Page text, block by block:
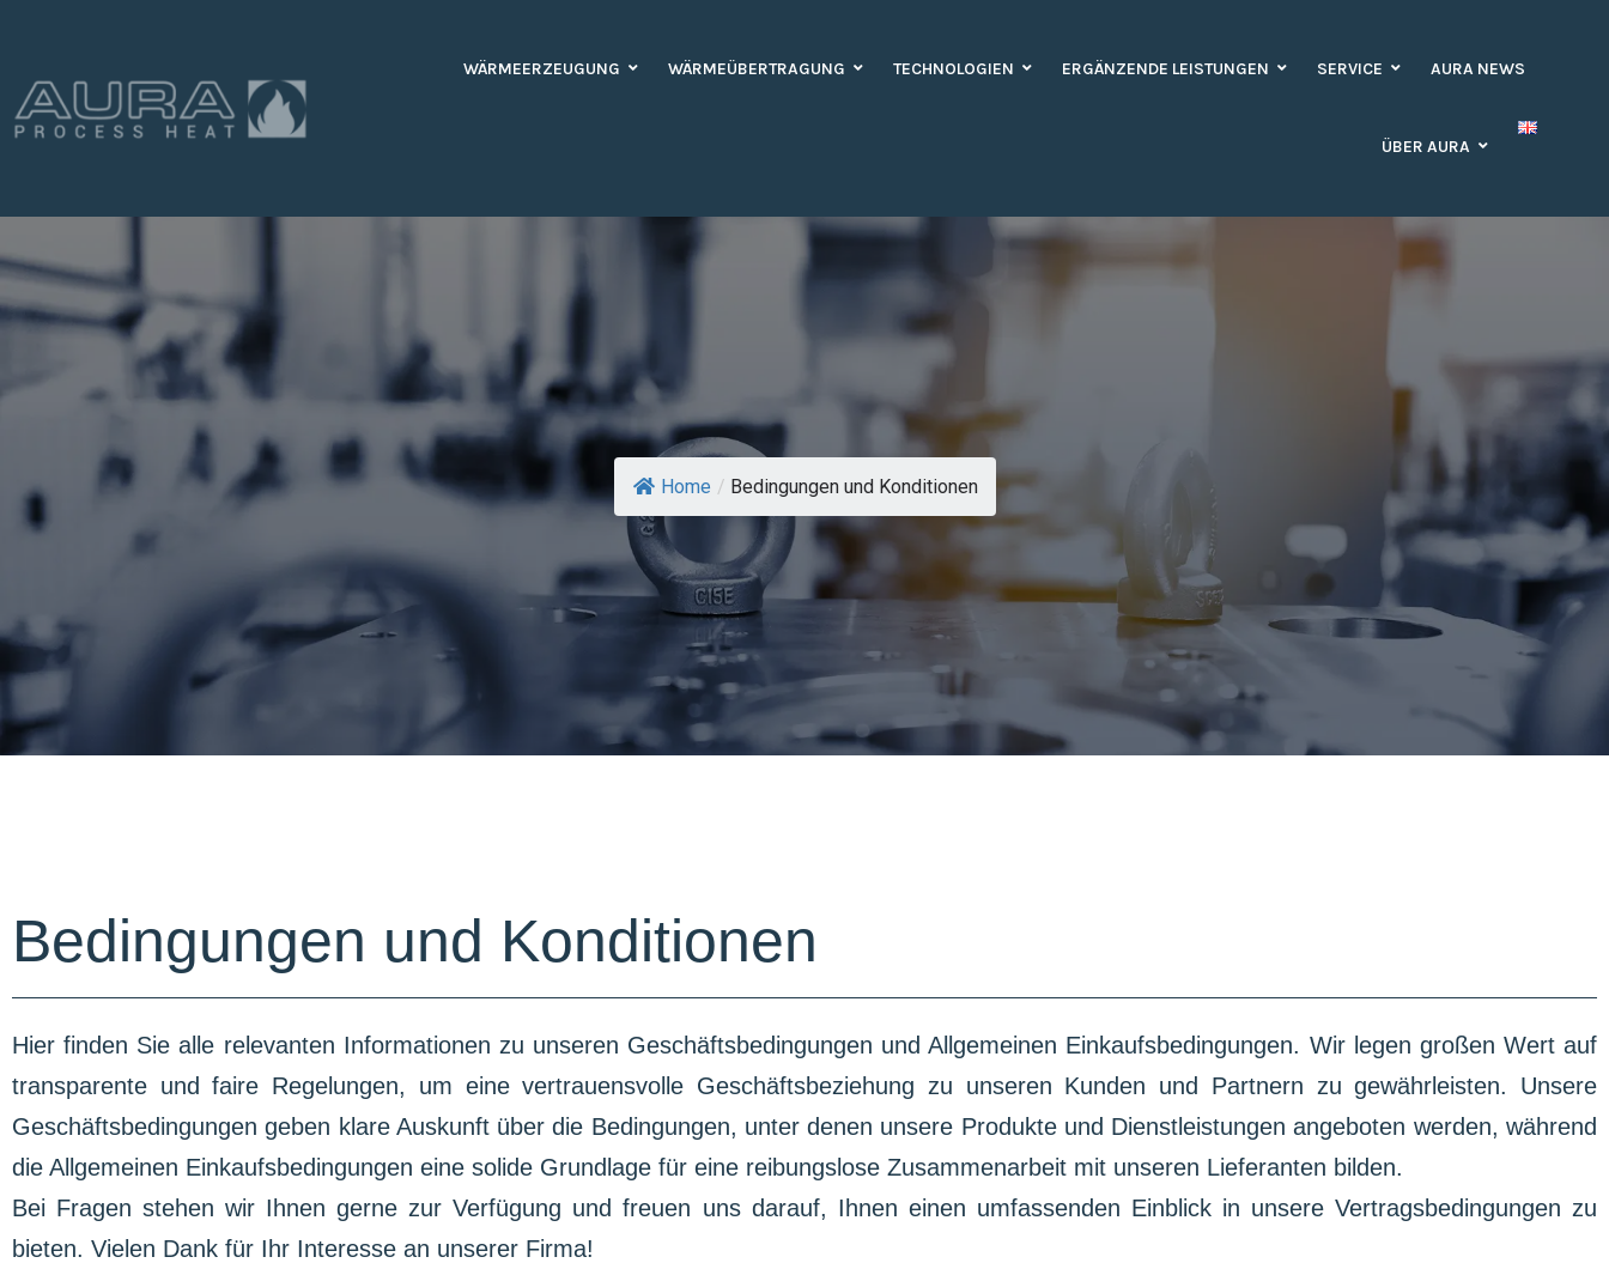
WÄRMEERZEUGUNG WÄRMEÜBERTRAGUNG TECHNOLOGIEN ERGÄNZENDE LEISTUNGEN SERVICE AURA NEWS
ÜBER AURA
Home / Bedingungen und Konditionen
Bedingungen und Konditionen
Hier finden Sie alle relevanten Informationen zu unseren Geschäftsbedingungen und Allgemeinen Einkaufsbedingungen. Wir legen großen Wert auf
transparente und faire Regelungen, um eine vertrauensvolle Geschäftsbeziehung zu unseren Kunden und Partnern zu gewährleisten. Unsere
Geschäftsbedingungen geben klare Auskunft über die Bedingungen, unter denen unsere Produkte und Dienstleistungen angeboten werden, während
die Allgemeinen Einkaufsbedingungen eine solide Grundlage für eine reibungslose Zusammenarbeit mit unseren Lieferanten bilden.
Bei Fragen stehen wir Ihnen gerne zur Verfügung und freuen uns darauf, Ihnen einen umfassenden Einblick in unsere Vertragsbedingungen zu
bieten. Vielen Dank für Ihr Interesse an unserer Firma!